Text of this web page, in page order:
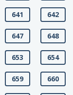
641 642
647 648
653 654
659 660